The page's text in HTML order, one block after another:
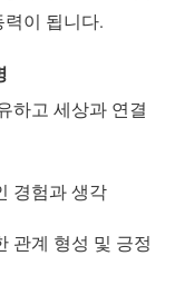
이 됩니다.
하고 세상과 연결
경험과 생각
관계 형성 및 긍정